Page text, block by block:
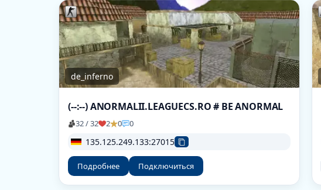
de_inferno
(--:--) ANORMALII.LEAGUECS.RO # BE ANORMAL
32 / 32 2 0 0
135.125.249.133:27015
Подробнее Подключиться